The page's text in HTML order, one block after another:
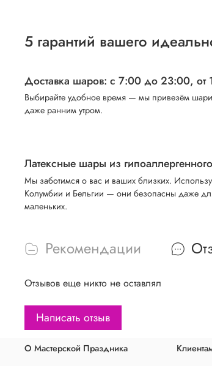
5 гарантий вашего
Доставка шаров: с 7:00 до 23:00, от
Выбирайте удобное время — мы привезём
даже ранним утром.
Латексные шары из
Мы заботимся о вас и ваших близких.
Колумбии и Бельгии — они безопасны даже
маленьких.
Рекомендации
Отзывов еще никто не оставлял
Написать отзыв
О Мастерской Праздника